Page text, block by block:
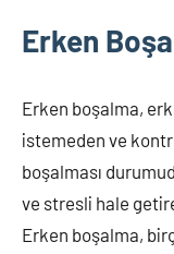
Erken
Erken boşalma,
istemeden ve
boşalması
ve stresli hale
Erken boşalma,